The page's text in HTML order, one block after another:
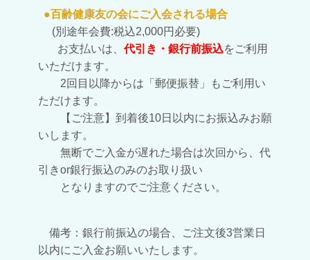
●百齢健康友の会にご入会される場合
(別途年会費:税込2,000円必要)
お支払いは、代引き・銀行前振込をご利用
いただけます。
2回目以降からは「郵便振替」もご利用い
ただけます。
【ご注意】到着後10日以内にお振込みお願
いします。
無断でご入金が遅れた場合は次回から、代
引きor銀行振込のみのお取り扱い
となりますのでご注意ください。
備考：銀行前振込の場合、ご注文後3営業日
以内にご入金お願いいたします。